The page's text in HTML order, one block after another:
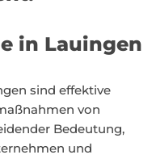
in Lauingen
sind effektive
von
Bedeutung,
und